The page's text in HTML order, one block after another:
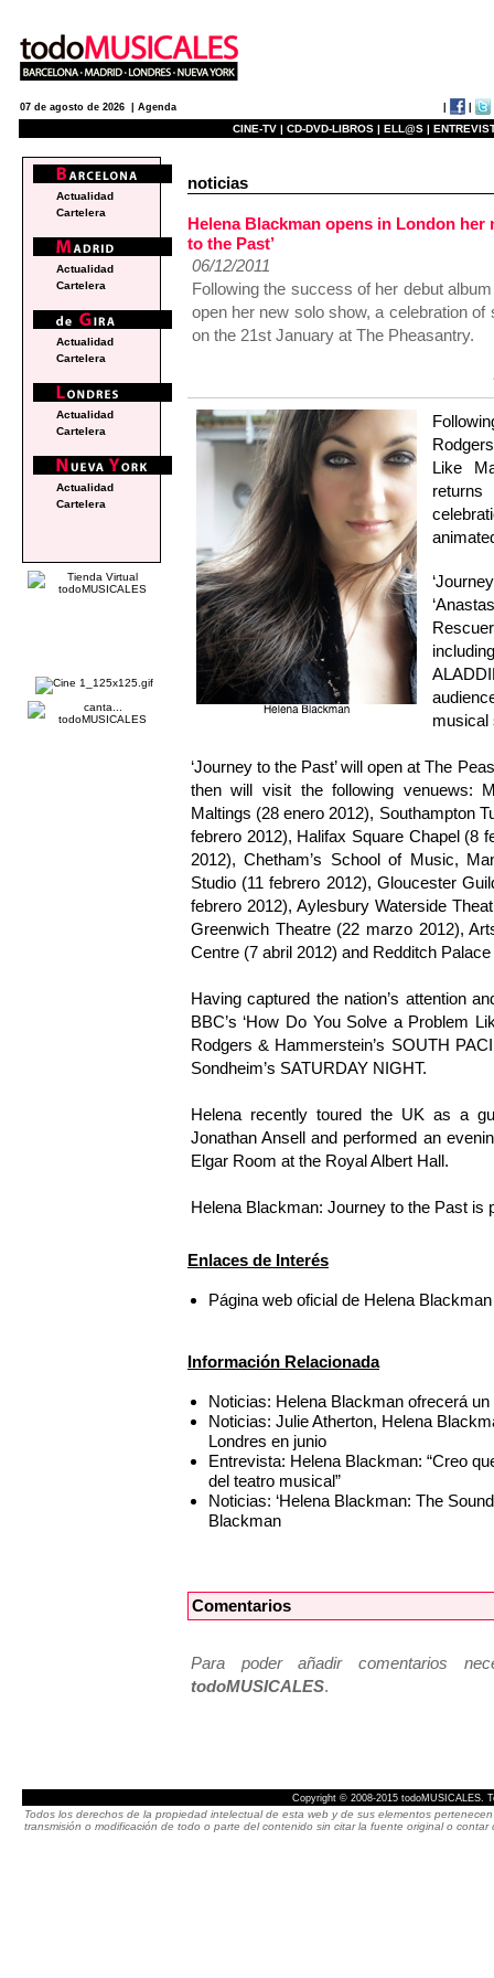
07 de agosto de 2026 | Agenda
CINE-TV | CD-DVD-LIBROS | ELL@S |
noticias
Helena Blackman opens in London
to the Past’
06/12/2011
Following the success of her debut
open her new solo show, a celebration
on the 21st January at The Pheasantry.
Like
musical
‘Journey to the Past’ will open at The
then will visit the following venuews:
Maltings (28 enero 2012), Southampton
febrero 2012), Halifax Square Chapel (8
2012), Chetham’s School of Music,
Studio (11 febrero 2012), Gloucester
febrero 2012), Aylesbury Waterside
Greenwich Theatre (22 marzo 2012),
Centre (7 abril 2012) and Redditch
Having captured the nation’s attention
BBC’s ‘How Do You Solve a Problem
Rodgers & Hammerstein’s SOUTH
Sondheim’s SATURDAY NIGHT.
Helena recently toured the UK as a
Jonathan Ansell and performed an
Elgar Room at the Royal Albert Hall.
Helena Blackman: Journey to the Past is
Enlaces de Interés
Página web oficial de Helena Blackman
Información Relacionada
Noticias: Helena Blackman ofrecerá
Noticias: Julie Atherton, Helena
Londres en junio
Entrevista: Helena Blackman: “Creo
del teatro musical”
Noticias: ‘Helena Blackman: The
Blackman
Comentarios
Para poder añadir comentarios
todoMUSICALES.
Actualidad
Cartelera
Actualidad
Cartelera
Actualidad
Cartelera
Actualidad
Cartelera
Actualidad
Cartelera
Copyright © 2008-2015 todoMUSICALES.
Todos los derechos de la propiedad intelectual de esta web y de sus elementos
transmisión o modificación de todo o parte del contenido sin citar la fuente original o